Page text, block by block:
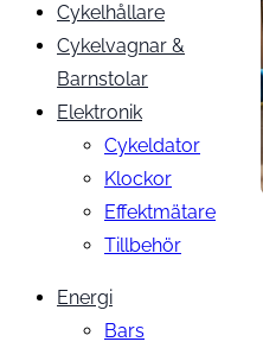
Cykelhållare
Cykelvagnar &
Barnstolar
Elektronik
Cykeldator
Klockor
Effektmätare
Tillbehör
Energi
Bars